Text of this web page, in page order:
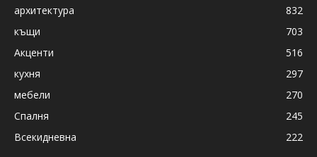
архитектура
832
къщи
703
Акценти
516
кухня
297
мебели
270
Спалня
245
Всекидневна
222